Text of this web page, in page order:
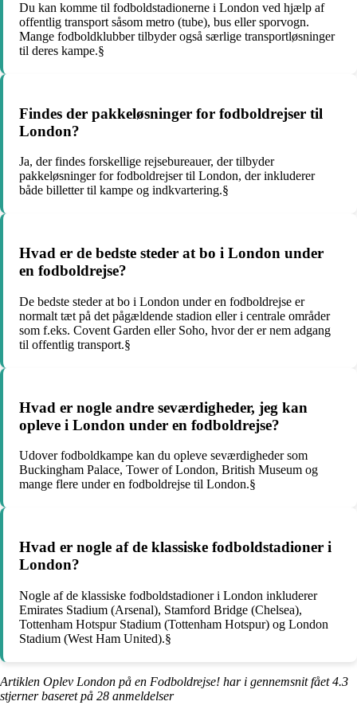
Du kan komme til fodboldstadionerne i London ved hjælp af
offentlig transport såsom metro (tube), bus eller sporvogn.
Mange fodboldklubber tilbyder også særlige transportløsninger
til deres kampe.§
Findes der pakkeløsninger for fodboldrejser til
London?
Ja, der findes forskellige rejsebureauer, der tilbyder
pakkeløsninger for fodboldrejser til London, der inkluderer
både billetter til kampe og indkvartering.§
Hvad er de bedste steder at bo i London under
en fodboldrejse?
De bedste steder at bo i London under en fodboldrejse er
normalt tæt på det pågældende stadion eller i centrale områder
som f.eks. Covent Garden eller Soho, hvor der er nem adgang
til offentlig transport.§
Hvad er nogle andre seværdigheder, jeg kan
opleve i London under en fodboldrejse?
Udover fodboldkampe kan du opleve seværdigheder som
Buckingham Palace, Tower of London, British Museum og
mange flere under en fodboldrejse til London.§
Hvad er nogle af de klassiske fodboldstadioner i
London?
Nogle af de klassiske fodboldstadioner i London inkluderer
Emirates Stadium (Arsenal), Stamford Bridge (Chelsea),
Tottenham Hotspur Stadium (Tottenham Hotspur) og London
Stadium (West Ham United).§
Artiklen Oplev London på en Fodboldrejse! har i gennemsnit fået4.3
stjerner baseret på 28 anmeldelser